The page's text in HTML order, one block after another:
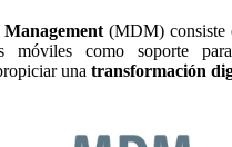
(MDM) consiste
móviles como soporte
una transformación